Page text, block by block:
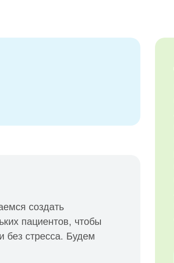
создать
пациентов, чтобы
без стресса. Будем